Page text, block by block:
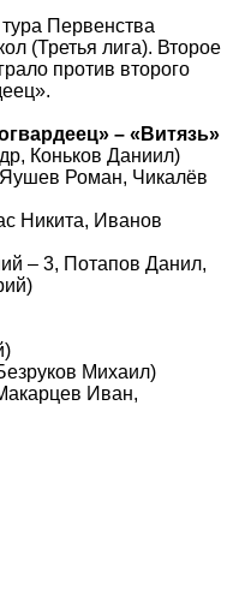
Первенства
(Третья лига). Второе
против второго
– «Витязь»
Коньков Даниил)
Роман, Чикалёв
Никита, Иванов
– 3, Потапов Данил,
Михаил)
Иван,